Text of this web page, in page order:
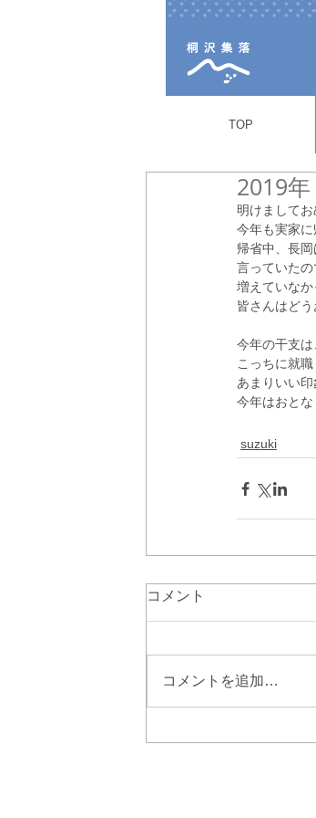
TOP
2019
明けましてお
今年も実家に
帰省中、長
言っていた
増えていなか
皆さんはど
今年の干支は
こっちに就
あまりいい印
今年はおとな
suzuki
コメント
コメントを追加…